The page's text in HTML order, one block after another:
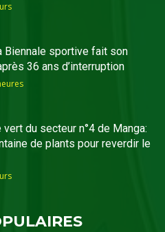
Biennale sportive fait son
36 ans d’interruption
vert du secteur n°4 de Manga:
de plants pour reverdir le